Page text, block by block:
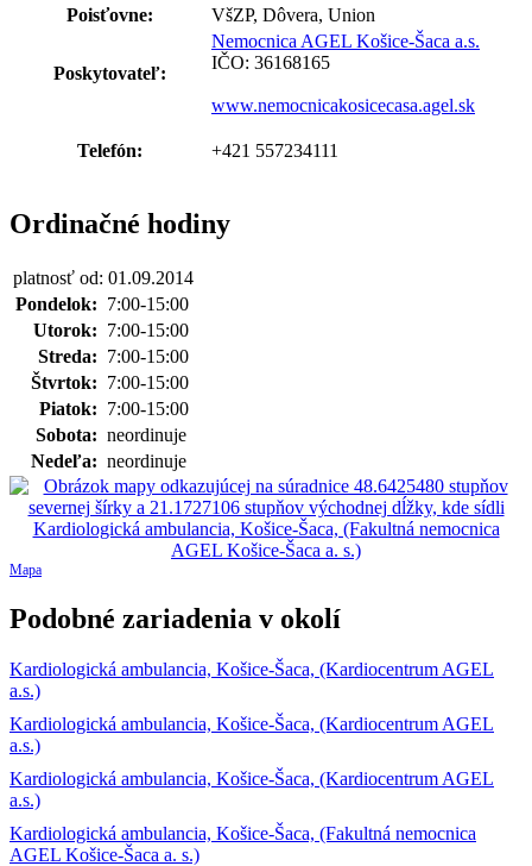
Poisťovne:
VšZP, Dôvera, Union
Poskytovateľ:
Nemocnica AGEL Košice-Šaca a.s.
IČO: 36168165
www.nemocnicakosicecasa.agel.sk
Telefón: +421 557234111
Ordinačné hodiny
platnosť od: 01.09.2014
Pondelok: 7:00-15:00
Utorok: 7:00-15:00
Streda: 7:00-15:00
Štvrtok: 7:00-15:00
Piatok: 7:00-15:00
Sobota: neordinuje
Nedeľa: neordinuje
Mapa
Podobné zariadenia v okolí
Kardiologická ambulancia, Košice-Šaca, (Kardiocentrum AGEL
a.s.)
Kardiologická ambulancia, Košice-Šaca, (Kardiocentrum AGEL
a.s.)
Kardiologická ambulancia, Košice-Šaca, (Kardiocentrum AGEL
a.s.)
Kardiologická ambulancia, Košice-Šaca, (Fakultná nemocnica
AGEL Košice-Šaca a. s.)